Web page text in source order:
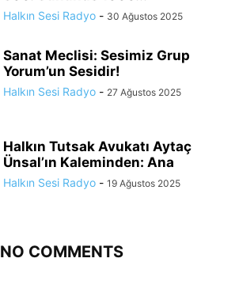
Halkın Sesi Radyo - 30 Ağustos 2025
Sanat Meclisi: Sesimiz Grup
Yorum’un Sesidir!
Halkın Sesi Radyo - 27 Ağustos 2025
Halkın Tutsak Avukatı Aytaç
Ünsal’ın Kaleminden: Ana
Halkın Sesi Radyo - 19 Ağustos 2025
NO COMMENTS